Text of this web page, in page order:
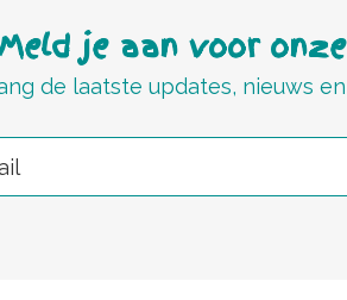
je aan voor
de laatste updates, nieuws